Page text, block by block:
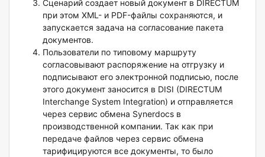
Сценарий создает новый документ в DIRECTUM
при этом XML- и PDF-файлы сохраняются, и
запускается задача на согласование пакета
документов.
Пользователи по типовому маршруту
согласовывают распоряжение на отгрузку и
подписывают его электронной подписью, после
этого документ заносится в DISI (DIRECTUM
Interchange System Integration) и отправляется
через сервис обмена Synerdocs в
производственной компании. Так как при
передаче файлов через сервис обмена
тарифицируются все документы, то было